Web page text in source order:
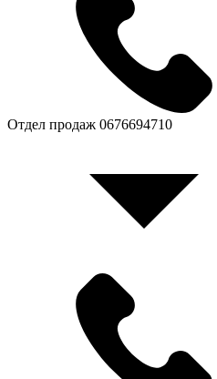
Отдел продаж 0676694710